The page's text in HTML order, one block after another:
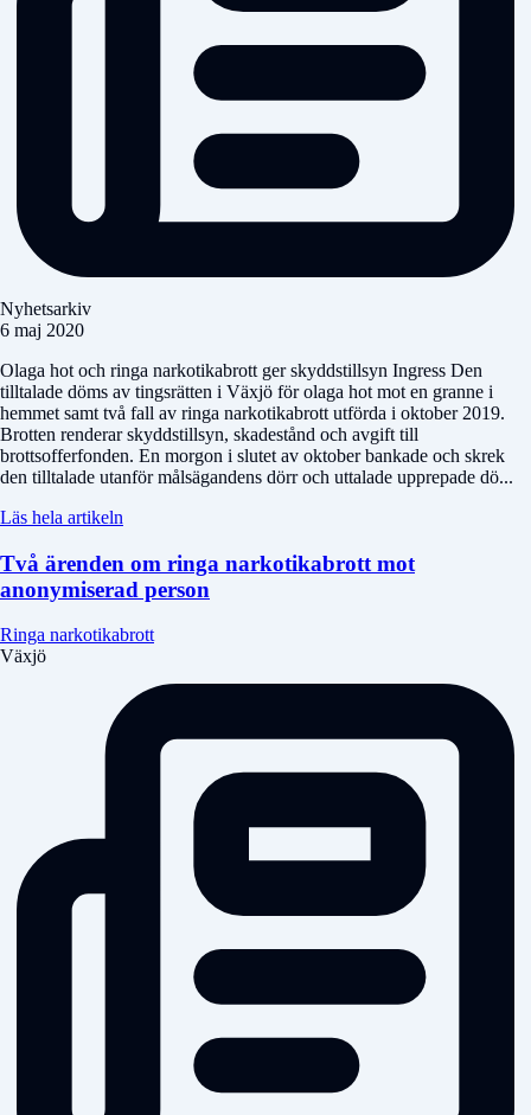
Nyhetsarkiv
6 maj 2020
Olaga hot och ringa narkotikabrott ger skyddstillsyn Ingress Den
tilltalade döms av tingsrätten i Växjö för olaga hot mot en granne i
hemmet samt två fall av ringa narkotikabrott utförda i oktober 2019.
Brotten renderar skyddstillsyn, skadestånd och avgift till
brottsofferfonden. En morgon i slutet av oktober bankade och skrek
den tilltalade utanför målsägandens dörr och uttalade upprepade dö...
Läs hela artikeln
Två ärenden om ringa narkotikabrott mot
anonymiserad person
Ringa narkotikabrott
Växjö